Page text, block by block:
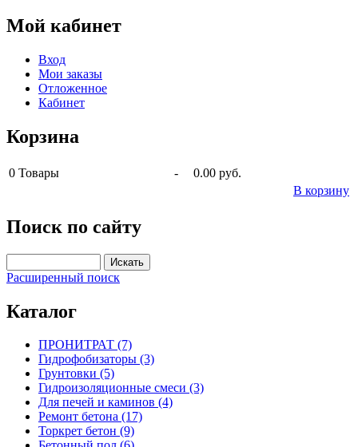
Мой кабинет
Вход
Мои заказы
Отложенное
Кабинет
Корзина
0 Товары -
0.00 руб.
В корзину
Поиск по сайту
Расширенный поиск
Каталог
ПРОНИТРАТ (7)
Гидрофобизаторы (3)
Грунтовки (5)
Гидроизоляционные смеси (3)
Для печей и каминов (4)
Ремонт бетона (17)
Торкрет бетон (9)